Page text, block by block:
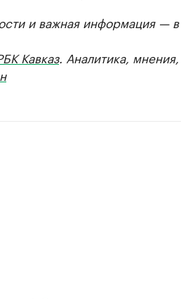
и важная информация — в
Кавказ. Аналитика, мнения,